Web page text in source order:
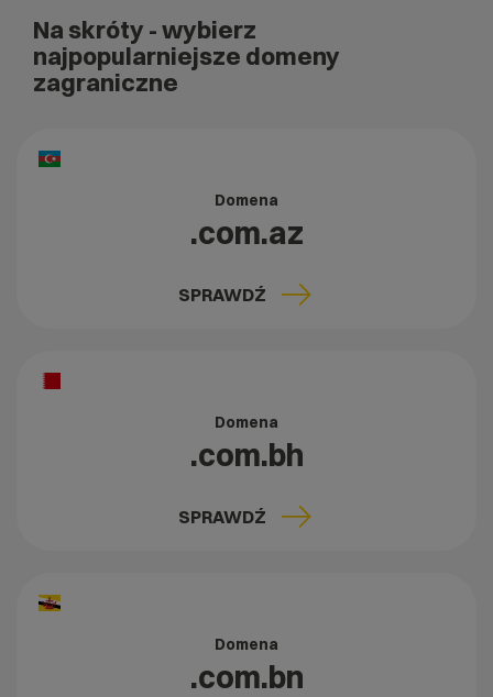
Na skróty - wybierz
najpopularniejsze domeny
zagraniczne
Domena
.com.az
SPRAWDŹ
Domena
.com.bh
SPRAWDŹ
Domena
.com.bn